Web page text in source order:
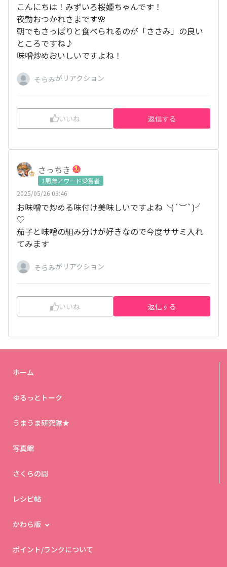
こんにちは！みずいろ桜姫ちゃんです！
夜勤おつかれさまです🌸
朝でもさっぱりと食べられるのが「ささみ」の良い
ところですね♪
味噌炒めおいしいですよね！
そらみがリアクション
いいね 返信する
さっちき
1周年アワード受賞者
2025/05/26 03:46
お味噌で炒める味付け美味しいですよね╰( ´︶`)╯
♡
茄子と味噌の組み分けが好きなので今度ササミ入れ
てみます
そらみがリアクション
いいね 返信する
ホーム
ゆるっとトーク
うまうま研究隊★
写真館
さくらの間
レシピ帖
かわら版
ポイント/ランクについて